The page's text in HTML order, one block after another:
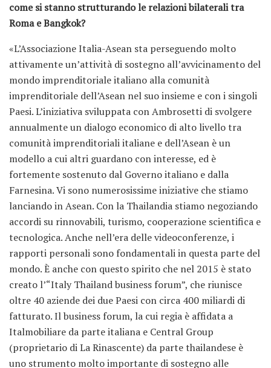
come si stanno strutturando le relazioni bilaterali tra
Roma e Bangkok?
«L’Associazione Italia-Asean sta perseguendo molto
attivamente un’attività di sostegno all’avvicinamento del
mondo imprenditoriale italiano alla comunità
imprenditoriale dell’Asean nel suo insieme e con i singoli
Paesi. L’iniziativa sviluppata con Ambrosetti di svolgere
annualmente un dialogo economico di alto livello tra
comunità imprenditoriali italiane e dell’Asean è un
modello a cui altri guardano con interesse, ed è
fortemente sostenuto dal Governo italiano e dalla
Farnesina. Vi sono numerosissime iniziative che stiamo
lanciando in Asean. Con la Thailandia stiamo negoziando
accordi su rinnovabili, turismo, cooperazione scientifica e
tecnologica. Anche nell’era delle videoconferenze, i
rapporti personali sono fondamentali in questa parte del
mondo. È anche con questo spirito che nel 2015 è stato
creato l’“Italy Thailand business forum”, che riunisce
oltre 40 aziende dei due Paesi con circa 400 miliardi di
fatturato. Il business forum, la cui regia è affidata a
Italmobiliare da parte italiana e Central Group
(proprietario di La Rinascente) da parte thailandese è
uno strumento molto importante di sostegno alle